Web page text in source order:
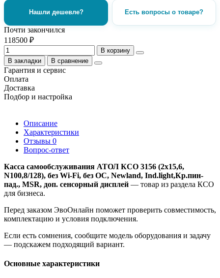
Нашли дешевле? Есть вопросы о товаре?
Почти закончился
118500 ₽
В корзину
В закладки
В сравнение
Гарантия и сервис
Оплата
Доставка
Подбор и настройка
Описание
Характеристики
Отзывы 0
Вопрос-ответ
Касса самообслуживания АТОЛ КСО 3156 (2x15,6,
N100,8/128), без Wi-Fi, без ОС, Newland, Ind.light,Кр.пин-
пад., MSR, доп. сенсорный дисплей — товар из раздела КСО
для бизнеса.
Перед заказом ЭвоОнлайн поможет проверить совместимость,
комплектацию и условия подключения.
Если есть сомнения, сообщите модель оборудования и задачу
— подскажем подходящий вариант.
Основные характеристики